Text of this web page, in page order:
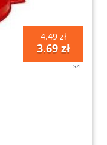
4.49 zł
3.69 zł
szt